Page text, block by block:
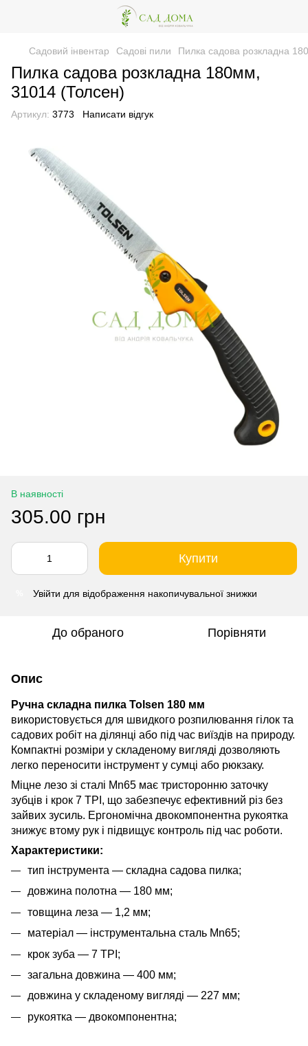
Садовий інвентар Садові пили Пилка садова розкладна
Пилка садова розкладна 180мм,
31014 (Толсен)
Артикул: 3773 Написати відгук
В наявності
305.00 грн
Купити
Увійти для відображення накопичувальної знижки
До обраного Порівняти
Опис
Ручна складна пилка Tolsen 180 мм
використовується для швидкого розпилювання гілок та
садових робіт на ділянці або під час виїздів на природу.
Компактні розміри у складеному вигляді дозволяють
легко переносити інструмент у сумці або рюкзаку.
Міцне лезо зі сталі Mn65 має тристоронню заточку
зубців і крок 7 TPI, що забезпечує ефективний різ без
зайвих зусиль. Ергономічна двокомпонентна рукоятка
знижує втому рук і підвищує контроль під час роботи.
Характеристики:
тип інструмента — складна садова пилка;
довжина полотна — 180 мм;
товщина леза — 1,2 мм;
матеріал — інструментальна сталь Mn65;
крок зуба — 7 TPI;
загальна довжина — 400 мм;
довжина у складеному вигляді — 227 мм;
рукоятка — двокомпонентна;